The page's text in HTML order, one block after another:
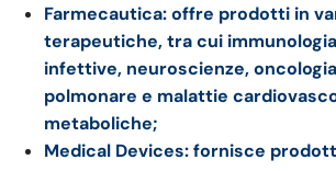
Farmecautica: offre prodotti in
terapeutiche, tra cui
infettive, neuroscienze,
polmonare e malattie
metaboliche;
Medical Devices: fornisce